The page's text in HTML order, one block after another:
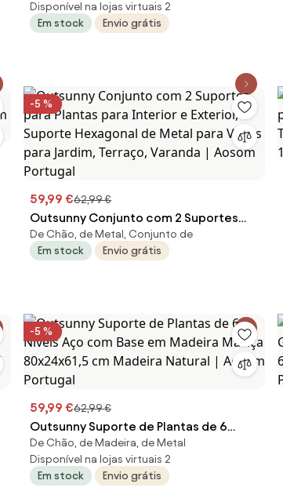
madeira 4 níveis de diferentes alturas
estilo industrial 34 x 34 x 66 cm |
Disponível na lojas virtuais 2
Em stock
Envio grátis
-5 %
59,99 €62,99 €
Outsunny Conjunto com 2 Suportes
para Plantas para Interior e Exterior,
Suporte Hexagonal de Metal para
De Chão, de Metal, Conjunto de
Em stock
Envio grátis
-5 %
59,99 €62,99 €
Outsunny Suporte de Plantas de 6
Níveis Aço com Base em Madeira
Maciça 80x24x61,5 cm Madeira Natural
| Aosom Portugal
De Chão, de Madeira, de Metal
Disponível na lojas virtuais 2
Em stock
Envio grátis